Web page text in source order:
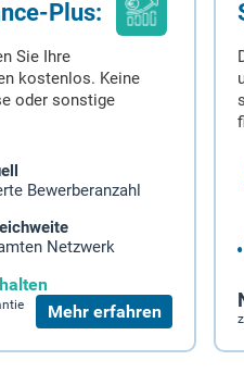
Plus:
Sie Ihre
kostenlos. Keine
oder sonstige
Bewerberanzahl
Netzwerk
Mehr erfahren